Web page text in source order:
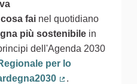
fai nel quotidiano
più sostenibile in
dell'Agenda 2030
per lo
.